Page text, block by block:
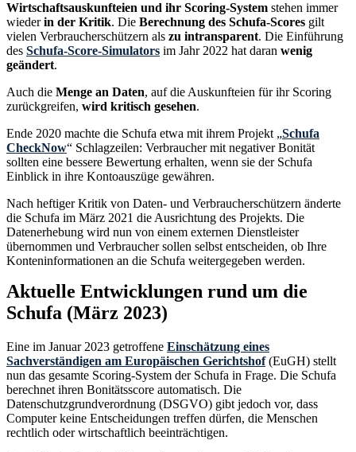
Wirtschaftsauskunfteien und ihr Scoring-System stehen immer
wiederin der Kritik. Die Berechnung des Schufa-Scores gilt
vielen Verbraucherschützern als zu intransparent. Die Einführung
des Schufa-Score-Simulators im Jahr 2022 hat daran wenig
geändert.
Auch die Menge an Daten, auf die Auskunfteien für ihr Scoring
zurückgreifen, wird kritisch gesehen.
Ende 2020 machte die Schufa etwa mit ihrem Projekt „Schufa
CheckNow“ Schlagzeilen: Verbraucher mit negativer Bonität
sollten eine bessere Bewertung erhalten, wenn sie der Schufa
Einblick in ihre Kontoauszüge gewähren.
Nach heftiger Kritik von Daten- und Verbraucherschützern änderte
die Schufa im März 2021 die Ausrichtung des Projekts. Die
Datenerhebung wird nun von einem externen Dienstleister
übernommen und Verbraucher sollen selbst entscheiden, ob Ihre
Konteninformationen an die Schufa weitergegeben werden.
Aktuelle Entwicklungen rund um die
Schufa (März 2023)
Eine im Januar 2023 getroffene Einschätzung eines
Sachverständigen am Europäischen Gerichtshof(EuGH) stellt
nun das gesamte Scoring-System der Schufa in Frage. Die Schufa
berechnet ihren Bonitätsscore automatisch. Die
Datenschutzgrundverordnung (DSGVO) gibt jedoch vor, dass
Computer keine Entscheidungen treffen dürfen, die Menschen
rechtlich oder wirtschaftlich beeinträchtigen.